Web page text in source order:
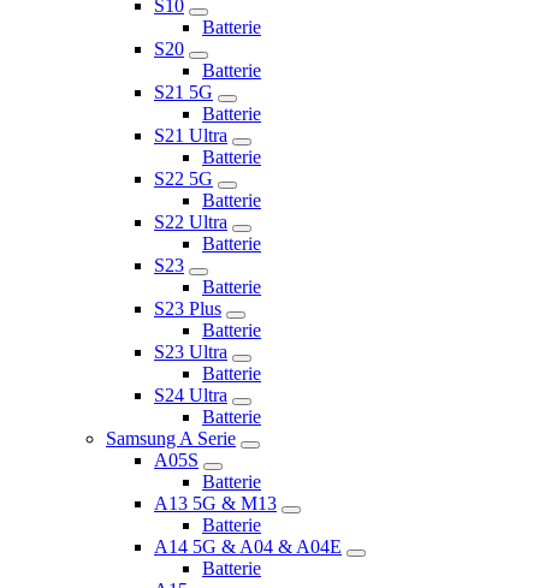
S10
Batterie
S20
Batterie
S21 5G
Batterie
S21 Ultra
Batterie
S22 5G
Batterie
S22 Ultra
Batterie
S23
Batterie
S23 Plus
Batterie
S23 Ultra
Batterie
S24 Ultra
Batterie
Samsung A Serie
A05S
Batterie
A13 5G & M13
Batterie
A14 5G & A04 & A04E
Batterie